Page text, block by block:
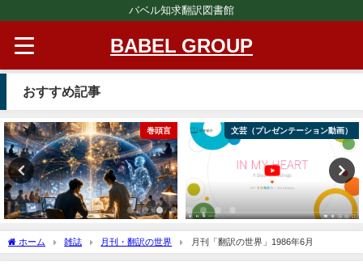
バベル知求翻訳図書館
BABEL GROUP
おすすめ記事
巻頭言 文芸（プレゼンテーション動画）
ホーム 雑誌 月刊・翻訳の世界 月刊「翻訳の世界」1986年6月